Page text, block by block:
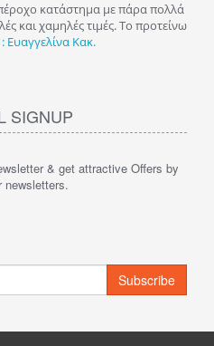
πραγματάκια και σε πολύ
ανεπιφύλακτα "
SIGNUP
& get attractive Offers by
newsletters.
Subscribe